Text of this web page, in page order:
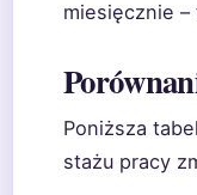
miesięcznie
Poniższa
stażu pracy